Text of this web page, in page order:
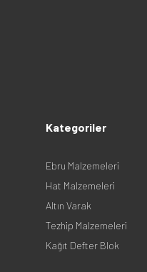
Kategoriler
Ebru Malzemeleri
Hat Malzemeleri
Altın Varak
Tezhip Malzemeleri
Kağıt Defter Blok